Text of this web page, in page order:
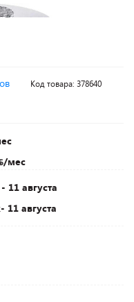
Код товара: 378640
/мес
- 11 августа
- 11 августа